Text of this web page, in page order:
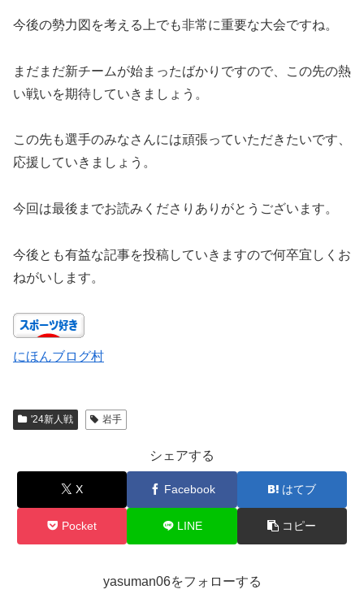
今後の勢力図を考える上でも非常に重要な大会ですね。
まだまだ新チームが始まったばかりですので、この先の熱
い戦いを期待していきましょう。
この先も選手のみなさんには頑張っていただきたいです、
応援していきましょう。
今回は最後までお読みくださりありがとうございます。
今後とも有益な記事を投稿していきますので何卒宜しくお
ねがいします。
にほんブログ村
'24新人戦 岩手
シェアする
X Facebook はてブ
Pocket LINE コピー
yasuman06をフォローする